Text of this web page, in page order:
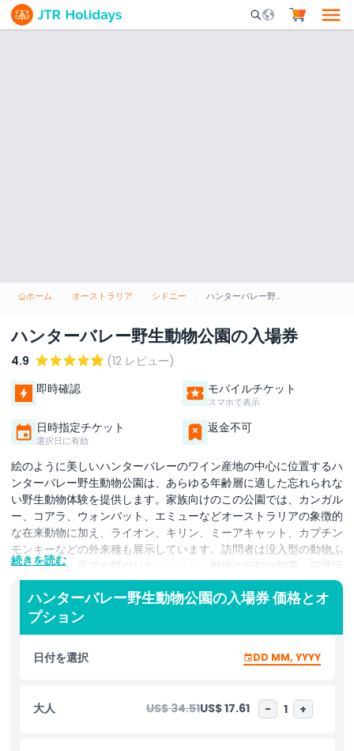
Mobile Search
ホーム オーストラリア シドニー ハンターバレー野生動物公園の入場券
ハンターバレー野生動物公園の入場券
4.9
(12 レビュー)
即時確認
モバイルチケット
スマホで表示
日時指定チケット
選択日に有効
返金不可
絵のように美しいハンターバレーのワイン産地の中心に位置するハ
ンターバレー野生動物公園は、あらゆる年齢層に適した忘れられな
い野生動物体験を提供します。家族向けのこの公園では、カンガル
ー、コアラ、ウォンバット、エミューなどオーストラリアの象徴的
な在来動物に加え、ライオン、キリン、ミーアキャット、カプチン
モンキーなどの外来種も展示しています。訪問者は没入型の動物ふ
れあい体験、手での餌やりセッション、動物の行動や飼育、保護活
動に関する興味深い洞察を提供する毎日の飼育員トークなどを楽し
むことができます。のどかな田園の雰囲気に囲まれたこの公園は、
家族連れやカップル、都市の喧騒を離れて思い出深い野生動物の冒
険を求める旅行者に最適です。日陰の遊歩道、ピクニックエリア、
バリアフリーの通路により、誰もが快適に散策を楽しめます。有名
なハンターバレーのブドウ園が近接していることも魅力で、オース
た理想的な日帰り旅行先となっています。ハンターバレー野生動物
公園は教育と保護に力を入れており、訪問者が自然とつながり、野
続きを読む
ハンターバレー野生動物公園の入場券 価格とオ
プション
日付を選択 DD MM, YYYY
大人 US$ 34.51US$ 17.61 - 1 +